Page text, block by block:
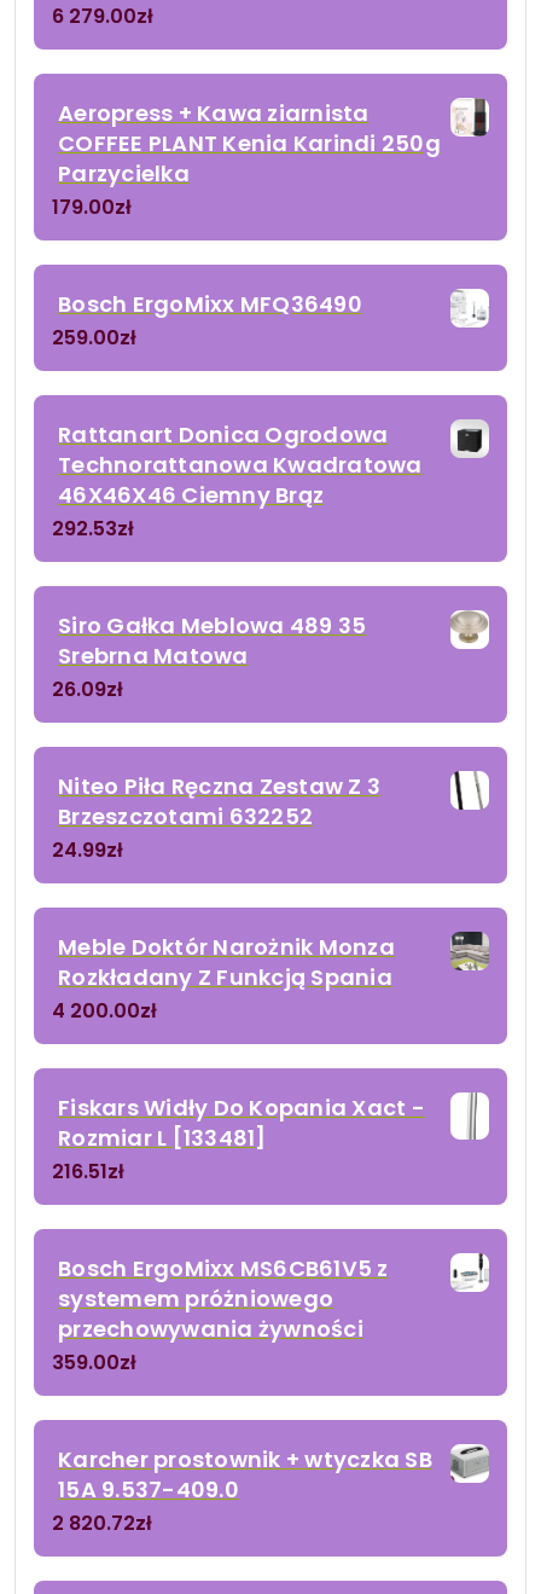
6 279.00zł
Aeropress + Kawa ziarnista
COFFEE PLANT Kenia Karindi 250g
Parzycielka
179.00zł
Bosch ErgoMixx MFQ36490
259.00zł
Rattanart Donica Ogrodowa
Technorattanowa Kwadratowa
46X46X46 Ciemny Brąz
292.53zł
Siro Gałka Meblowa 489 35
Srebrna Matowa
26.09zł
Niteo Piła Ręczna Zestaw Z 3
Brzeszczotami 632252
24.99zł
Meble Doktór Narożnik Monza
Rozkładany Z Funkcją Spania
4 200.00zł
Fiskars Widły Do Kopania Xact -
Rozmiar L [133481]
216.51zł
Bosch ErgoMixx MS6CB61V5 z
systemem próżniowego
przechowywania żywności
359.00zł
Karcher prostownik + wtyczka SB
15A 9.537-409.0
2 820.72zł